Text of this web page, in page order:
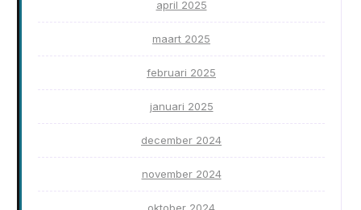
april 2025
maart 2025
februari 2025
januari 2025
december 2024
november 2024